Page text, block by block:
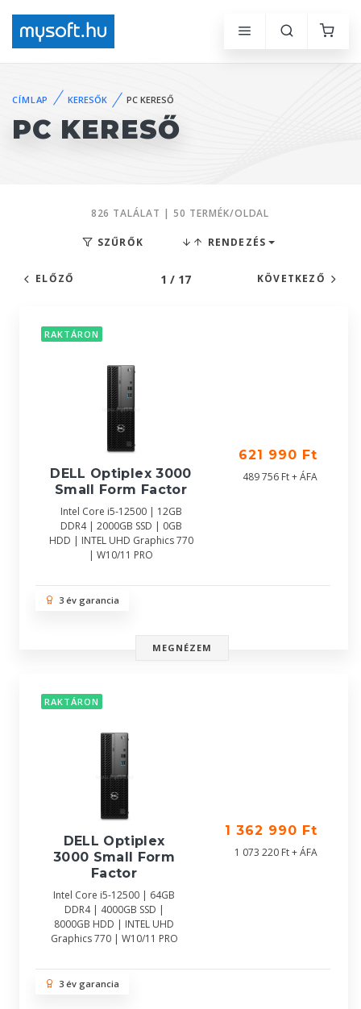
CÍMLAP KERESŐK PC KERESŐ
PC KERESŐ
826 TALÁLAT | 50 TERMÉK/OLDAL
SZŰRŐK RENDEZÉS
ELŐZŐ 1 / 17 KÖVETKEZŐ
RAKTÁRON
DELL Optiplex 3000
Small Form Factor
Intel Core i5-12500 | 12GB
DDR4 | 2000GB SSD | 0GB
HDD | INTEL UHD Graphics 770
| W10/11 PRO
621 990 Ft
489 756 Ft + ÁFA
3 év garancia
MEGNÉZEM
RAKTÁRON
DELL Optiplex
3000 Small Form
Factor
Intel Core i5-12500 | 64GB
DDR4 | 4000GB SSD |
8000GB HDD | INTEL UHD
Graphics 770 | W10/11 PRO
1 362 990 Ft
1 073 220 Ft + ÁFA
3 év garancia